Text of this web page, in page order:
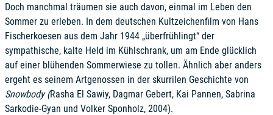
Doch manchmal träumen sie auch davon, einmal im Leben den
Sommer zu erleben. In dem deutschen Kultzeichenfilm von Hans
Fischerkoesen aus dem Jahr 1944 „überfrühlingt“ der
sympathische, kalte Held im Kühlschrank, um am Ende glücklich
auf einer blühenden Sommerwiese zu tollen. Ähnlich aber anders
ergeht es seinem Artgenossen in der skurrilen Geschichte von
Snowbody (Rasha El Sawiy, Dagmar Gebert, Kai Pannen, Sabrina
Sarkodie-Gyan und Volker Sponholz, 2004).